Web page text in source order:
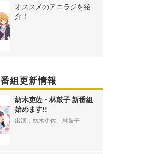
オススメのアニラジを紹
介！
番組更新情報
紡木吏佐・林鼓子 新番組
始めます!!
出演：紡木吏佐、林鼓子